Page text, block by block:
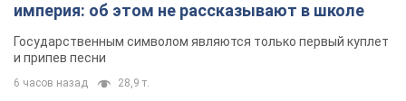
империя: об этом не рассказывают в школе
Государственным символом являются только первый куплет
и припев песни
6 часов назад 28,9 т.